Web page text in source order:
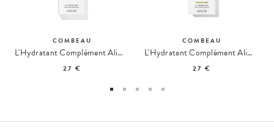
COMBEAU
L'Hydratant Complément Alimentaire aux Électrolytes Fruits Rouges
27 €
COMBEAU
L'Hydratant Complément Alimentaire aux Électrolytes Citron Concombre
27 €